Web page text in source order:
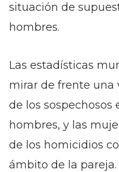
situación de
hombres.
Las estadísticas
mirar de frente una
de los sospechosos
hombres, y las
de los homicidios
ámbito de la pareja.